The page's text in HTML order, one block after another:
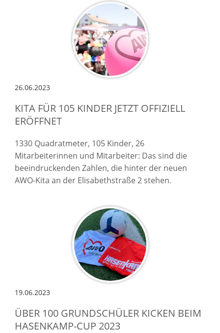
26.06.2023
KITA FÜR 105 KINDER JETZT OFFIZIELL
ERÖFFNET
1330 Quadratmeter, 105 Kinder, 26
Mitarbeiterinnen und Mitarbeiter: Das sind die
beeindruckenden Zahlen, die hinter der neuen
AWO-Kita an der Elisabethstraße 2 stehen.
19.06.2023
ÜBER 100 GRUNDSCHÜLER KICKEN BEIM
HASENKAMP-CUP 2023